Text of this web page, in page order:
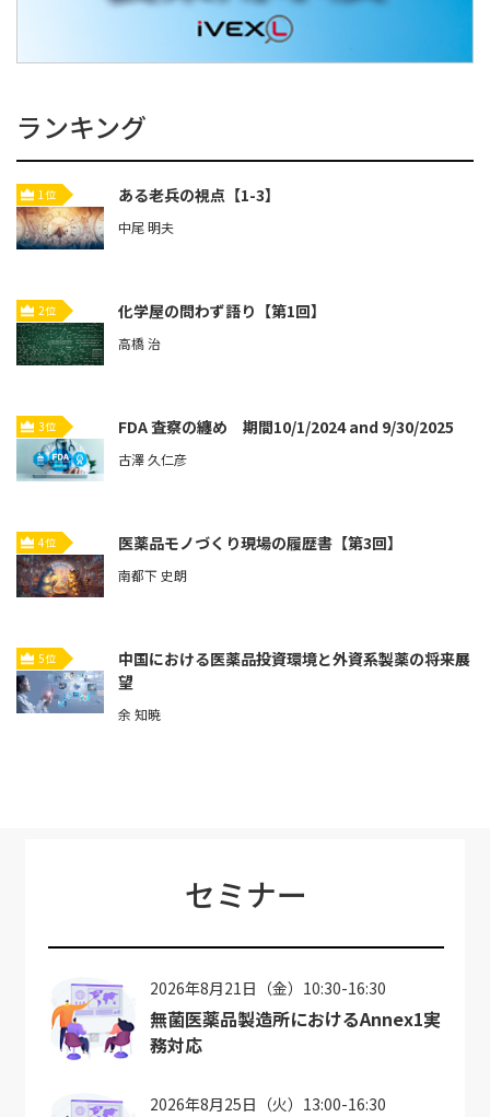
ランキング
1位 ある老兵の視点【1-3】
中尾 明夫
2位 化学屋の問わず語り【第1回】
高橋 治
3位 FDA 査察の纏め 期間10/1/2024 and 9/30/2025
古澤 久仁彦
4位 医薬品モノづくり現場の履歴書【第3回】
南都下 史朗
5位
中国における医薬品投資環境と外資系製薬の将来展
望
余 知暁
セミナー
2026年8月21日（金）10:30-16:30
無菌医薬品製造所におけるAnnex1実
務対応
2026年8月25日（火）13:00-16:30